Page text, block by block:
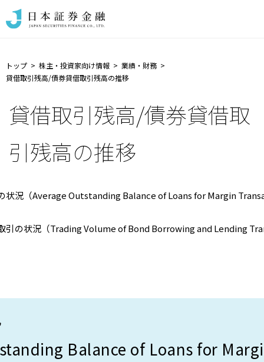
トップ 株主・投資家向け情報
業績・財務
貸借取引残高/債券貸借取引残高の推移
貸借取引残高/債券貸借取
引残高の推移
状況（Average Outstanding Balance of Loans for Margin
引の状況（Trading Volume of Bond Borrowing and Lending
Balance of Loans for